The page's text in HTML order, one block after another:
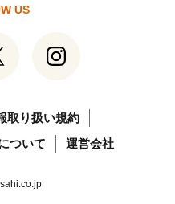
US
取り扱い規約
ついて
運営会社